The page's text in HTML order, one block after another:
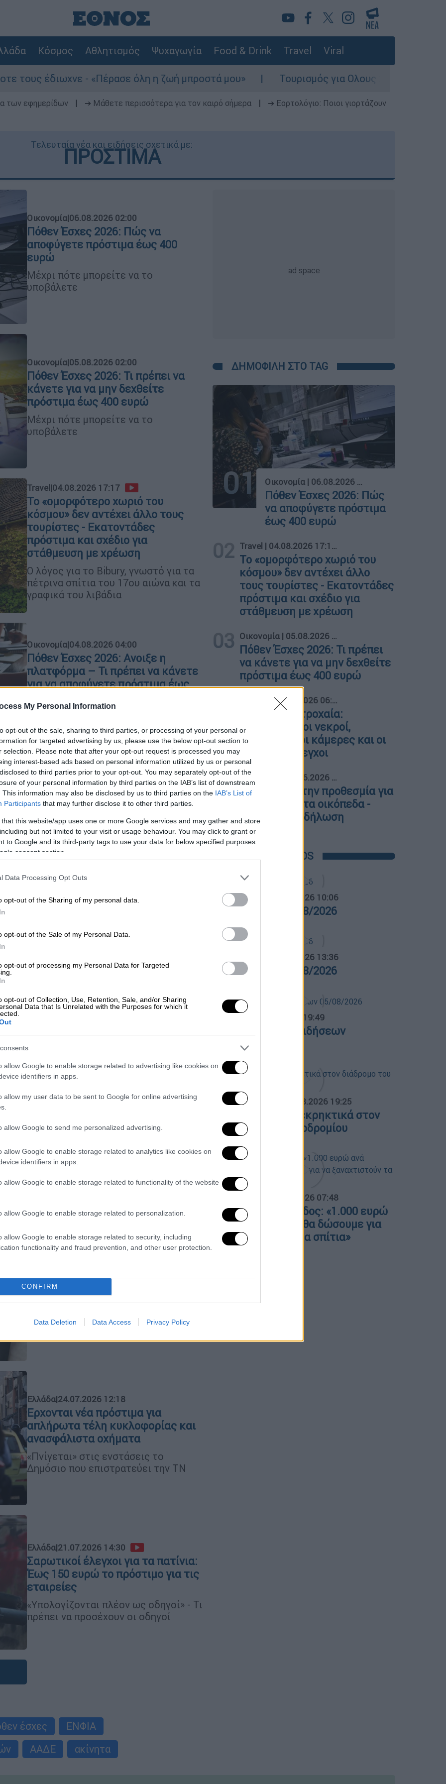
My Personal Information
opt-out of the sale, sharing to third parties, or processing of your personal or
for targeted advertising by us, please use the below opt-out section to
selection. Please note that after your opt-out request is processed you may
interest-based ads based on personal information utilized by us or personal
to third parties prior to your opt-out. You may separately opt-out of the
of your personal information by third parties on the IAB’s list of downstream
This information may also be disclosed by us to third parties on the IAB’s List of
Participants that may further disclose it to other third parties.
that this website/app uses one or more Google services and may gather and store
but not limited to your visit or usage behaviour. You may click to grant or
to Google and its third-party tags to use your data for below specified purposes
consent section.
Data Processing Opt Outs
opt-out of the Sharing of my personal data.
opt-out of the Sale of my Personal Data.
opt-out of processing my Personal Data for Targeted
opt-out of Collection, Use, Retention, Sale, and/or Sharing
Data that Is Unrelated with the Purposes for which it
allow Google to enable storage related to advertising like cookies on
identifiers in apps.
allow my user data to be sent to Google for online advertising
allow Google to send me personalized advertising.
allow Google to enable storage related to analytics like cookies on
identifiers in apps.
allow Google to enable storage related to functionality of the website
allow Google to enable storage related to personalization.
allow Google to enable storage related to security, including
functionality and fraud prevention, and other user protection.
CONFIRM
Data Deletion Data Access Privacy Policy
Κόσμος Αθλητισμός Ψυχαγωγία Food & Drink Travel Viral
- «Πέρασε όλη η ζωή μπροστά μου» Τουρισμός για Ολους 2026-2027: Τα SOS για να
των εφημερίδων ➔ Μάθετε περισσότερα για τον καιρό σήμερα
➔ Εορτολόγιο: Ποιοι γιορτάζουν
Τελευταία νέα και ειδήσεις σχετικά με:
ΠΡΟΣΤΙΜΑ
Οικονομία|06.08.2026 02:00
Πόθεν Έσχες 2026: Πώς να
αποφύγετε πρόστιμα έως 400
ευρώ
Μέχρι πότε μπορείτε να το
υποβάλετε
Οικονομία|05.08.2026 02:00
Πόθεν Έσχες 2026: Τι πρέπει να
κάνετε για να μην δεχθείτε
πρόστιμα έως 400 ευρώ
Μέχρι πότε μπορείτε να το
υποβάλετε
Travel|04.08.2026 17:17
Το «ομορφότερο χωριό του
κόσμου» δεν αντέχει άλλο τους
τουρίστες - Εκατοντάδες
πρόστιμα και σχέδιο για
στάθμευση με χρέωση
Ο λόγος για το Bibury, γνωστό για τα
πέτρινα σπίτια του 17ου αιώνα και τα
γραφικά του λιβάδια
Οικονομία|04.08.2026 04:00
Πόθεν Έσχες 2026: Ανοιξε η
πλατφόρμα – Τι πρέπει να κάνετε
για να αποφύγετε πρόστιμα έως
Μέχρι πότε μπορείτε να το
υποβάλετε
Ελλάδα |31.07.2026 06:40
Μάχη με τα τροχαία: Μειώνονται
οι νεκροί, αυξάνονται οι κάμερες
και οι ψηφιακοί έλεγχοι
Παρά τη γενική βελτίωση, η Αττική
εξακολουθεί να πληρώνει βαρύ
ΑΑΔΕ: Πρόστιμα άνω του
γνωστά μαγαζιά
πραγματοποίησε 2.252 ελέγχους με
ποσοστό παραβατικότητας στο
Ελλάδα 29.07.2026 06:38
Σιδηρόδρομος: «Χρυσό» ντιλ 62
οι «καμπάνες» της ΡΑΣ εκθέτουν
Την ώρα που η διοίκηση του ΟΣΕ
μαμούθ με την Deutsche Bahn
διαβεβαιώνοντας για την ασφάλεια, η
Ρυθμιστική Αρχή επέβαλλε πρόστιμα
300.000 ευρώ για το συμβάν στη
Ελλάδα|28.07.2026 10:49
Κατασχέθηκαν 6,2 τόνοι
Αττική - Εντοπίστηκε παράνομο
εργοστάσιο στο Ίλιον
Περιφέρειας έχουν πραγματοποιήσει
Ελλάδα|24.07.2026 12:18
Ερχονται νέα πρόστιμα για
απλήρωτα τέλη κυκλοφορίας και
ανασφάλιστα οχήματα
«Πνίγεται» στις ενστάσεις το
Δημόσιο που επιστρατεύει την ΤΝ
Ελλάδα|21.07.2026 14:30
Σαρωτικοί έλεγχοι για τα πατίνια:
Έως 150 ευρώ το πρόστιμο για τις
εταιρείες
«Υπολογίζονται πλέον ως οδηγοί» - Τι
πρέπει να προσέχουν οι οδηγοί
έσχες
ΕΝΦΙΑ
ΑΑΔΕ ακίνητα
ΔΗΜΟΦΙΛΗ ΣΤΟ TAG
01 Οικονομία | 06.08.2026 02:00
Πόθεν Έσχες 2026: Πώς
να αποφύγετε πρόστιμα
έως 400 ευρώ
02 Travel | 04.08.2026 17:17
Το «ομορφότερο χωριό του
κόσμου» δεν αντέχει άλλο
τους τουρίστες - Εκατοντάδες
πρόστιμα και σχέδιο για
στάθμευση με χρέωση
03 Οικονομία | 05.08.2026 02:00
Πόθεν Έσχες 2026: Τι πρέπει
να κάνετε για να μην δεχθείτε
πρόστιμα έως 400 ευρώ
|31.07.2026 06:40
Μάχη με τα τροχαία:
Μειώνονται οι νεκροί,
αυξάνονται οι κάμερες και οι
ψηφιακοί έλεγχοι
05 Οικονομία 12.06.2026 15:25
Παράταση στην προθεσμία για
τα ακαθάριστα οικόπεδα -
Πώς κάνετε δήλωση
POPULAR VIDEOS
Ώρα Ελλάδος... 06.08.2026 10:06
Ώρα Ελλάδος 06/08/2026
05.08.2026 13:36
Ώρα Ελλάδος 05/08/2026
05.08.2026 19:49
Κεντρικό δελτίο ειδήσεων
05/08/2026
ΑΠΟΣΠΑΣΜΑΤΑ... 05.08.2026 19:25
Λειψία: Drone με εκρηκτικά στον
διάδρομο του αεροδρομίου
06.08.2026 07:48
Κώστας Κατσαφάδος: «1.000 ευρώ
ανά τετραγωνικό θα δώσουμε για
να ξαναχτιστούν τα σπίτια»